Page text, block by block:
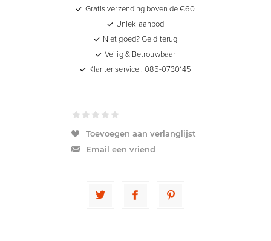
Gratis verzending boven de €60
Uniek aanbod
Niet goed? Geld terug
Veilig & Betrouwbaar
Klantenservice : 085-0730145
Toevoegen aan verlanglijst
Email een vriend